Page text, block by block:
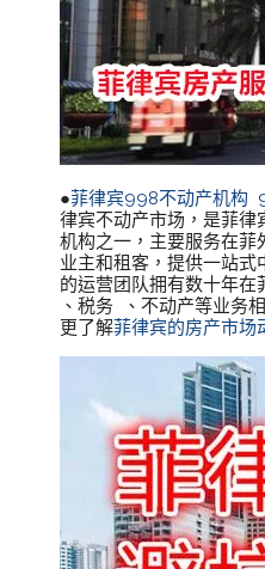
●菲律宾998不动产机构
律宾不动产市场，是菲律
机构之一，主要服务在菲
业主和租客，提供一站
的运营团队拥有数十年在
、税务 、不动产等业务
更了解菲律宾的房产市场